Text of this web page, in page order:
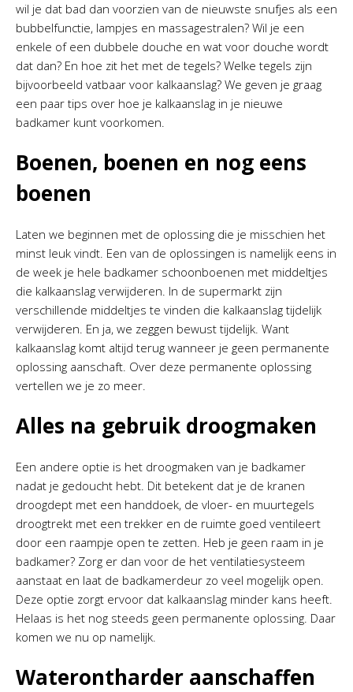
wil je dat bad dan voorzien van de nieuwste snufjes als een
bubbelfunctie, lampjes en massagestralen? Wil je een
enkele of een dubbele douche en wat voor douche wordt
dat dan? En hoe zit het met de tegels? Welke tegels zijn
bijvoorbeeld vatbaar voor kalkaanslag? We geven je graag
een paar tips over hoe je kalkaanslag in je nieuwe
badkamer kunt voorkomen.
Boenen, boenen en nog eens
boenen
Laten we beginnen met de oplossing die je misschien het
minst leuk vindt. Een van de oplossingen is namelijk eens in
de week je hele badkamer schoonboenen met middeltjes
die kalkaanslag verwijderen. In de supermarkt zijn
verschillende middeltjes te vinden die kalkaanslag tijdelijk
verwijderen. En ja, we zeggen bewust tijdelijk. Want
kalkaanslag komt altijd terug wanneer je geen permanente
oplossing aanschaft. Over deze permanente oplossing
vertellen we je zo meer.
Alles na gebruik droogmaken
Een andere optie is het droogmaken van je badkamer
nadat je gedoucht hebt. Dit betekent dat je de kranen
droogdept met een handdoek, de vloer- en muurtegels
droogtrekt met een trekker en de ruimte goed ventileert
door een raampje open te zetten. Heb je geen raam in je
badkamer? Zorg er dan voor de het ventilatiesysteem
aanstaat en laat de badkamerdeur zo veel mogelijk open.
Deze optie zorgt ervoor dat kalkaanslag minder kans heeft.
Helaas is het nog steeds geen permanente oplossing. Daar
komen we nu op namelijk.
Waterontharder aanschaffen